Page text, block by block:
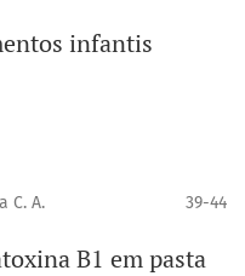
infantis
C. A.
39-44
B1 em pasta